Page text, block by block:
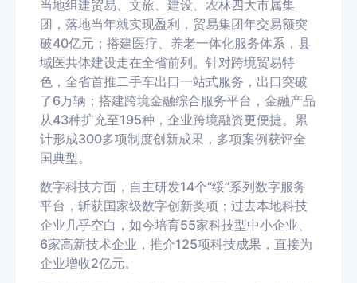
当地组建贸易、文旅、建设、农林四大市属集
团，落地当年就实现盈利，贸易集团年交易额突
破40亿元；搭建医疗、养老一体化服务体系，县
域医共体建设走在全省前列。针对跨境贸易特
色，全省首推二手车出口一站式服务，出口突破
了6万辆；搭建跨境金融综合服务平台，金融产品
从43种扩充至195种，企业跨境融资更便捷。累
计形成300多项制度创新成果，多项案例获评全
国典型。
数字科技方面，自主研发14个“绥”系列数字服务
平台，斩获国家级数字创新奖项；过去本地科技
企业几乎空白，如今培育55家科技型中小企业、
6家高新技术企业，推介125项科技成果，直接为
企业增收2亿元。